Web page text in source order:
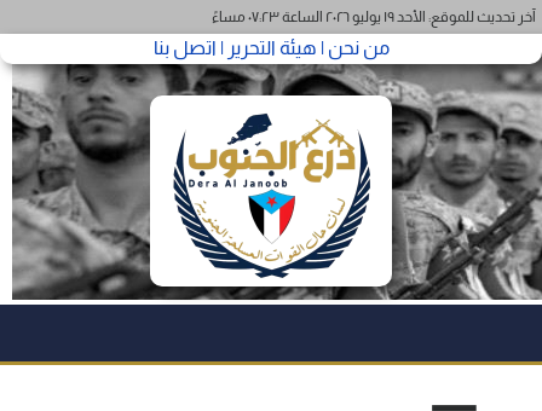
آخر تحديث للموقع: الأحد ١٩ يوليو ٢٠٢٦ الساعة ٠٧:٢٣ مساءً
من نحن | هيئة التحرير | اتصل بنا